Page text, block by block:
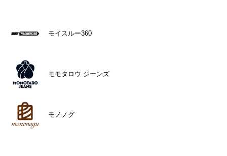
モイスルー360
モモタロウ ジーンズ
モノノグ